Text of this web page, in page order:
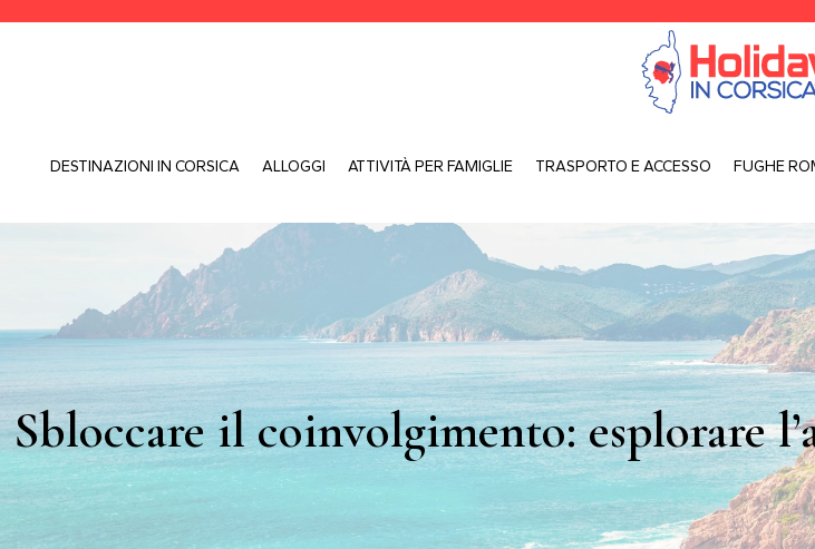
DESTINAZIONI IN CORSICA ALLOGGI ATTIVITÀ PER FAMIGLIE TRASPORTO E ACCESSO FUGHE
Sbloccare il coinvolgimento: esplorare